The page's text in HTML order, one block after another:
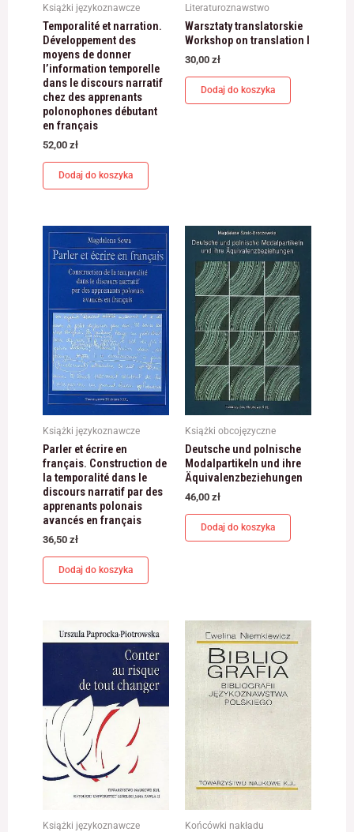
Książki językoznawcze
Temporalité et narration.
Développement des
moyens de donner
l’information temporelle
dans le discours narratif
chez des apprenants
polonophones débutant
en français
52,00 zł
Dodaj do koszyka
Literaturoznawstwo
Warsztaty translatorskie
Workshop on translation I
30,00 zł
Dodaj do koszyka
Książki językoznawcze
Parler et écrire en
français. Construction de
la temporalité dans le
discours narratif par des
apprenants polonais
avancés en français
36,50 zł
Dodaj do koszyka
Książki obcojęzyczne
Deutsche und polnische
Modalpartikeln und ihre
Äquivalenzbeziehungen
46,00 zł
Dodaj do koszyka
Książki językoznawcze Końcówki nakładu
najlepiej podczas
twojego przejścia
na nią. Jeśli
odrzucisz te pliki
funkcje znikną ze
zachowania
podczas
odwiedzania naszej
strony, zwiększasz
szansę na
zobaczenie
spersonalizowanych
treści i ofert.